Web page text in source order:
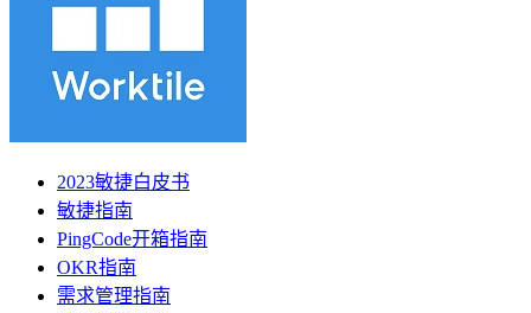
2023敏捷白皮书
敏捷指南
PingCode开箱指南
OKR指南
需求管理指南